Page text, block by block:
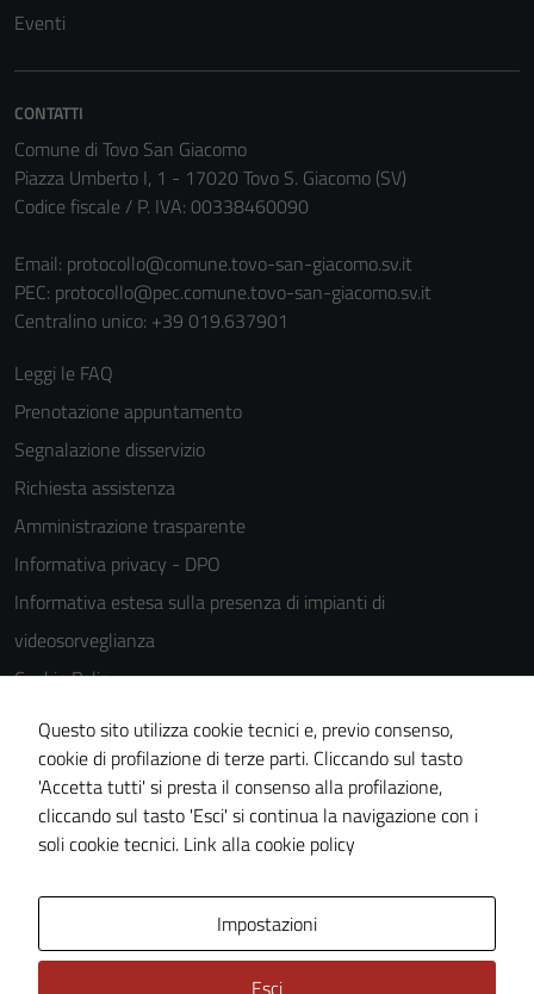
Eventi
CONTATTI
Comune di Tovo San Giacomo
Piazza Umberto I, 1 - 17020 Tovo S. Giacomo (SV)
Codice fiscale / P. IVA: 00338460090
Email: protocollo@comune.tovo-san-giacomo.sv.it
PEC: protocollo@pec.comune.tovo-san-giacomo.sv.it
Centralino unico: +39 019.637901
Leggi le FAQ
Prenotazione appuntamento
Segnalazione disservizio
Richiesta assistenza
Amministrazione trasparente
Informativa privacy - DPO
Informativa estesa sulla presenza di impianti di
videosorveglianza
Cookie Policy
Note legali
Dichiarazione di accessibilità
Piano di miglioramento del sito
Statistiche sito web
Questo sito utilizza cookie tecnici e, previo consenso,
cookie di profilazione di terze parti. Cliccando sul tasto
'Accetta tutti' si presta il consenso alla profilazione,
cliccando sul tasto 'Esci' si continua la navigazione con i
soli cookie tecnici. Link alla cookie policy
Impostazioni
Esci